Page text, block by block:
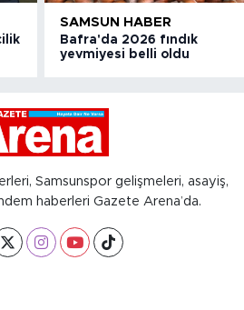
SAMSUN HABER
Bafra'da 2026 fındık
yevmiyesi belli oldu
Samsunspor gelişmeleri, asayiş,
haberleri Gazete Arena’da.